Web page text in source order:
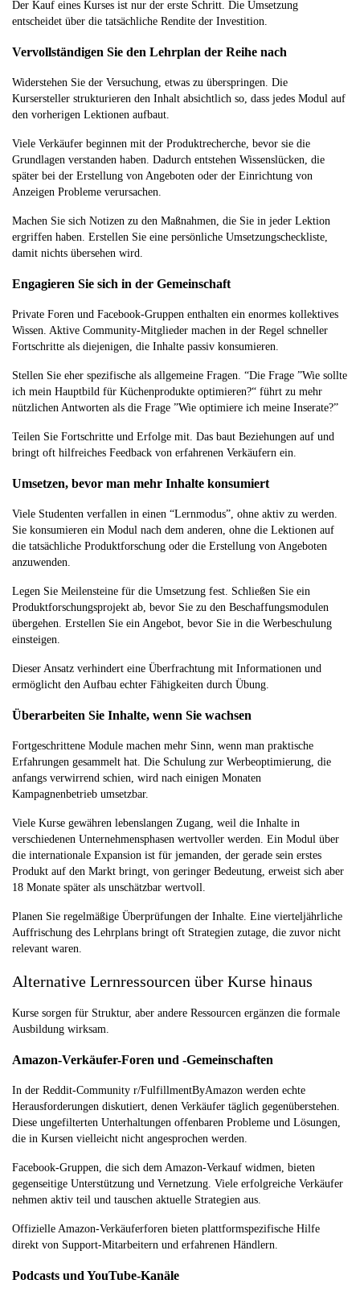
Der Kauf eines Kurses ist nur der erste Schritt. Die Umsetzung
entscheidet über die tatsächliche Rendite der Investition.
Vervollständigen Sie den Lehrplan der Reihe nach
Widerstehen Sie der Versuchung, etwas zu überspringen. Die
Kursersteller strukturieren den Inhalt absichtlich so, dass jedes Modul auf
den vorherigen Lektionen aufbaut.
Viele Verkäufer beginnen mit der Produktrecherche, bevor sie die
Grundlagen verstanden haben. Dadurch entstehen Wissenslücken, die
später bei der Erstellung von Angeboten oder der Einrichtung von
Anzeigen Probleme verursachen.
Machen Sie sich Notizen zu den Maßnahmen, die Sie in jeder Lektion
ergriffen haben. Erstellen Sie eine persönliche Umsetzungscheckliste,
damit nichts übersehen wird.
Engagieren Sie sich in der Gemeinschaft
Private Foren und Facebook-Gruppen enthalten ein enormes kollektives
Wissen. Aktive Community-Mitglieder machen in der Regel schneller
Fortschritte als diejenigen, die Inhalte passiv konsumieren.
Stellen Sie eher spezifische als allgemeine Fragen. “Die Frage ”Wie sollte
ich mein Hauptbild für Küchenprodukte optimieren?“ führt zu mehr
nützlichen Antworten als die Frage ”Wie optimiere ich meine Inserate?”
Teilen Sie Fortschritte und Erfolge mit. Das baut Beziehungen auf und
bringt oft hilfreiches Feedback von erfahrenen Verkäufern ein.
Umsetzen, bevor man mehr Inhalte konsumiert
Viele Studenten verfallen in einen “Lernmodus”, ohne aktiv zu werden.
Sie konsumieren ein Modul nach dem anderen, ohne die Lektionen auf
die tatsächliche Produktforschung oder die Erstellung von Angeboten
anzuwenden.
Legen Sie Meilensteine für die Umsetzung fest. Schließen Sie ein
Produktforschungsprojekt ab, bevor Sie zu den Beschaffungsmodulen
übergehen. Erstellen Sie ein Angebot, bevor Sie in die Werbeschulung
einsteigen.
Dieser Ansatz verhindert eine Überfrachtung mit Informationen und
ermöglicht den Aufbau echter Fähigkeiten durch Übung.
Überarbeiten Sie Inhalte, wenn Sie wachsen
Fortgeschrittene Module machen mehr Sinn, wenn man praktische
Erfahrungen gesammelt hat. Die Schulung zur Werbeoptimierung, die
anfangs verwirrend schien, wird nach einigen Monaten
Kampagnenbetrieb umsetzbar.
Viele Kurse gewähren lebenslangen Zugang, weil die Inhalte in
verschiedenen Unternehmensphasen wertvoller werden. Ein Modul über
die internationale Expansion ist für jemanden, der gerade sein erstes
Produkt auf den Markt bringt, von geringer Bedeutung, erweist sich aber
18 Monate später als unschätzbar wertvoll.
Planen Sie regelmäßige Überprüfungen der Inhalte. Eine vierteljährliche
Auffrischung des Lehrplans bringt oft Strategien zutage, die zuvor nicht
relevant waren.
Alternative Lernressourcen über Kurse hinaus
Kurse sorgen für Struktur, aber andere Ressourcen ergänzen die formale
Ausbildung wirksam.
Amazon-Verkäufer-Foren und -Gemeinschaften
In der Reddit-Community r/FulfillmentByAmazon werden echte
Herausforderungen diskutiert, denen Verkäufer täglich gegenüberstehen.
Diese ungefilterten Unterhaltungen offenbaren Probleme und Lösungen,
die in Kursen vielleicht nicht angesprochen werden.
Facebook-Gruppen, die sich dem Amazon-Verkauf widmen, bieten
gegenseitige Unterstützung und Vernetzung. Viele erfolgreiche Verkäufer
nehmen aktiv teil und tauschen aktuelle Strategien aus.
Offizielle Amazon-Verkäuferforen bieten plattformspezifische Hilfe
direkt von Support-Mitarbeitern und erfahrenen Händlern.
Podcasts und YouTube-Kanäle